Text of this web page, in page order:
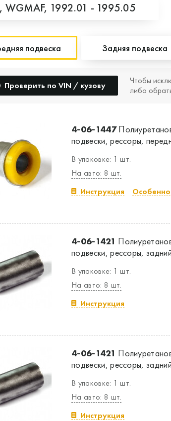
WGMAF, 1992.01 - 1995.05
подвеска Задняя подвеска
Проверить по VIN / кузову
Чтобы
либо
4-06-1447
подвески, рессоры,
В упаковке: 1 шт.
На авто: 8 шт.
Инструкция
4-06-1421
подвески, рессоры, задний
В упаковке: 1 шт.
На авто: 8 шт.
Инструкция
4-06-1421
подвески, рессоры, задний
В упаковке: 1 шт.
На авто: 8 шт.
Инструкция